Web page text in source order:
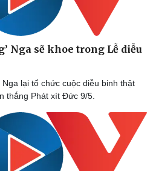
Nga sẽ khoe trong Lễ diễu
lại tổ chức cuộc diễu binh thật
thắng Phát xít Đức 9/5.